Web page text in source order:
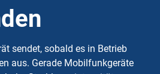
sendet, sobald es in Betrieb
aus. Gerade Mobilfunkgeräte